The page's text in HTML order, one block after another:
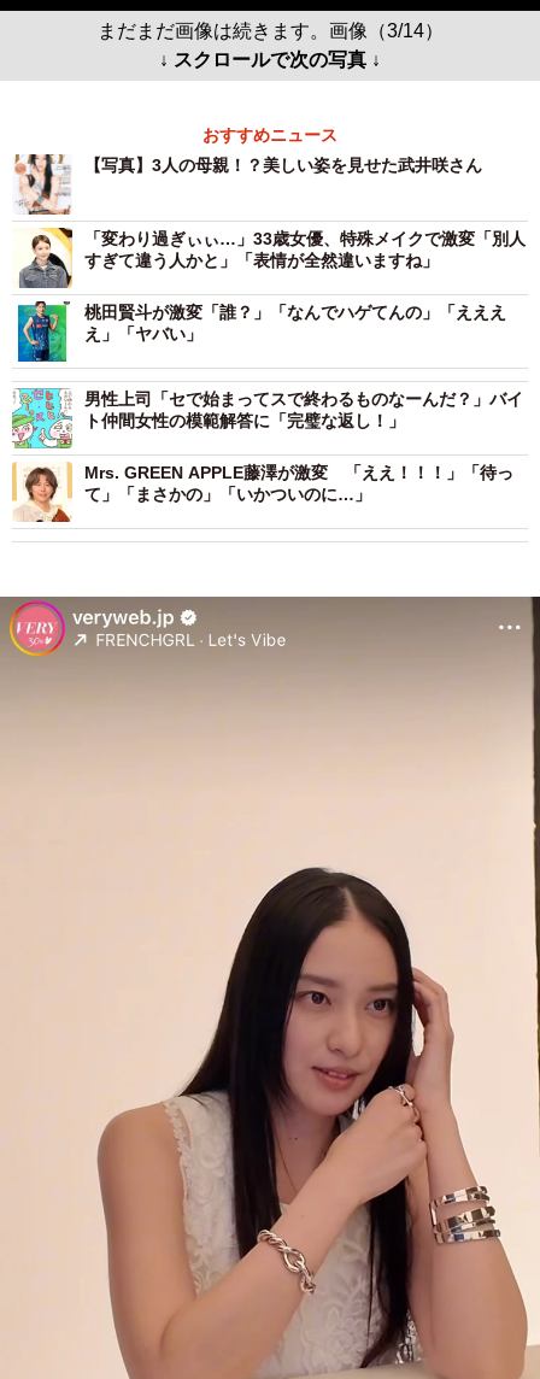
まだまだ画像は続きます。画像（3/14）
↓ スクロールで次の写真 ↓
おすすめニュース
【写真】3人の母親！？美しい姿を見せた武井咲さん
「変わり過ぎぃぃ…」33歳女優、特殊メイクで激変「別人
すぎて違う人かと」「表情が全然違いますね」
桃田賢斗が激変「誰？」「なんでハゲてんの」「えええ
え」「ヤバい」
男性上司「セで始まってスで終わるものなーんだ？」バイ
ト仲間女性の模範解答に「完璧な返し！」
Mrs. GREEN APPLE藤澤が激変 「ええ！！！」「待っ
て」「まさかの」「いかついのに…」